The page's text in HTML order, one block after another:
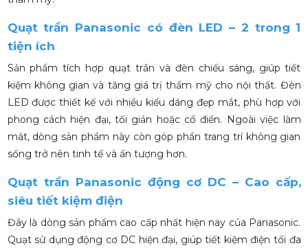
Quạt trần Panasonic có đèn LED – 2 trong 1
tiện ích
Sản phẩm tích hợp quạt trần và đèn chiếu sáng, giúp tiết
kiệm không gian và tăng giá trị thẩm mỹ cho nội thất. Đèn
LED được thiết kế với nhiều kiểu dáng đẹp mắt, phù hợp với
phong cách hiện đại, tối giản hoặc cổ điển. Ngoài việc làm
mát, dòng sản phẩm này còn góp phần trang trí không gian
sống trở nên tinh tế và ấn tượng hơn.
Quạt trần Panasonic động cơ DC – Cao cấp,
siêu tiết kiệm điện
Đây là dòng sản phẩm cao cấp nhất hiện nay của Panasonic.
Quạt sử dụng động cơ DC hiện đại, giúp tiết kiệm điện tối đa